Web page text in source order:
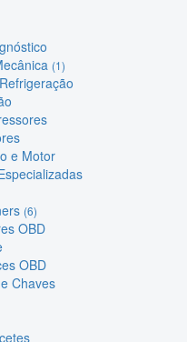
(1)
e Motor
(6)
OBD
OBD
Chaves